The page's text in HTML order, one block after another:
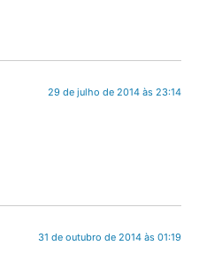
29 de julho de 2014 às 23:14
31 de outubro de 2014 às 01:19